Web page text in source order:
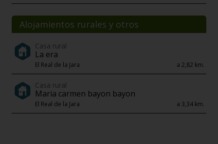
Alojamientos rurales y otros
Casa rural
La era
El Real de la Jara a 2,82 km.
Casa rural
Maria carmen bayon bayon
El Real de la Jara a 3,34 km.